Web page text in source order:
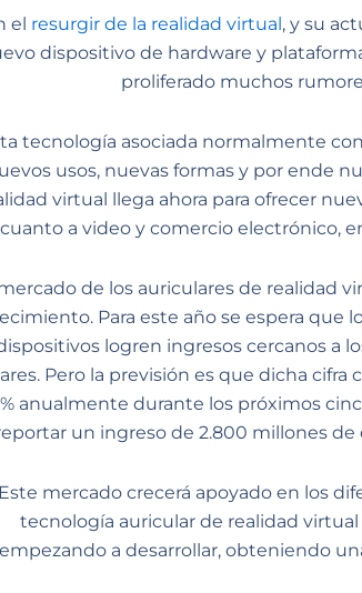
el resurgir de la realidad virtual , y su
dispositivo de hardware y
proliferado muchos
tecnología asociada normalmente
usos, nuevas formas y por ende
virtual llega ahora para ofrecer
a video y comercio electrónico,
de los auriculares de realidad
Para este año se espera que
logren ingresos cercanos a
Pero la previsión es que dicha cifra
anualmente durante los próximos
un ingreso de 2.800 millones de
Este mercado crecerá apoyado en los
tecnología auricular de realidad
empezando a desarrollar, obteniendo